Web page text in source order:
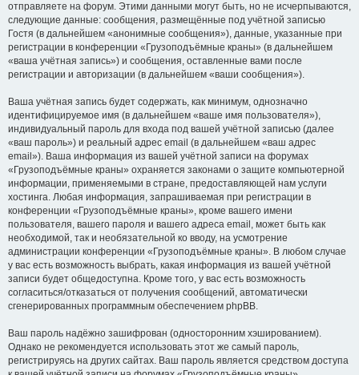
отправляете на форум. Этими данными могут быть, но не исчерпываются,
следующие данные: сообщения, размещённые под учётной записью
Гостя (в дальнейшем «анонимные сообщения»), данные, указанные при
регистрации в конференции «Грузоподъёмные краны» (в дальнейшем
«ваша учётная запись») и сообщения, оставленные вами после
регистрации и авторизации (в дальнейшем «ваши сообщения»).
Ваша учётная запись будет содержать, как минимум, однозначно
идентифицируемое имя (в дальнейшем «ваше имя пользователя»),
индивидуальный пароль для входа под вашей учётной записью (далее
«ваш пароль») и реальный адрес email (в дальнейшем «ваш адрес
email»). Ваша информация из вашей учётной записи на форумах
«Грузоподъёмные краны» охраняется законами о защите компьютерной
информации, применяемыми в стране, предоставляющей нам услуги
хостинга. Любая информация, запрашиваемая при регистрации в
конференции «Грузоподъёмные краны», кроме вашего имени
пользователя, вашего пароля и вашего адреса email, может быть как
необходимой, так и необязательной ко вводу, на усмотрение
администрации конференции «Грузоподъёмные краны». В любом случае
у вас есть возможность выбрать, какая информация из вашей учётной
записи будет общедоступна. Кроме того, у вас есть возможность
согласиться/отказаться от получения сообщений, автоматически
сгенерированных программным обеспечением phpBB.
Ваш пароль надёжно зашифрован (односторонним хэшированием).
Однако не рекомендуется использовать этот же самый пароль,
регистрируясь на других сайтах. Ваш пароль является средством доступа